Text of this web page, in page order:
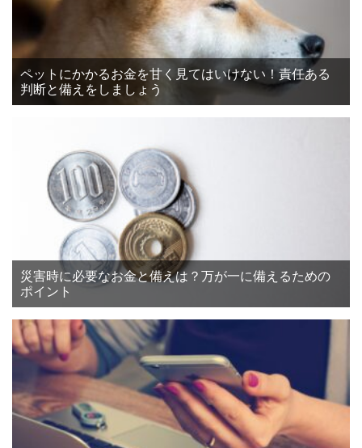
ペットにかかるお金を甘く見てはいけない！責任ある
判断と備えをしましょう
災害時に必要なお金と備えは？万が一に備えるための
ポイント